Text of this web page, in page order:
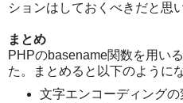
ションはしておくべきだと思
まとめ
PHPのbasename関数を用い
た。まとめると以下のように
文字エンコーディング